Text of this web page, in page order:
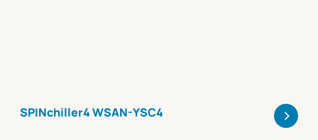
SPINchiller4 WSAN-YSC4 >